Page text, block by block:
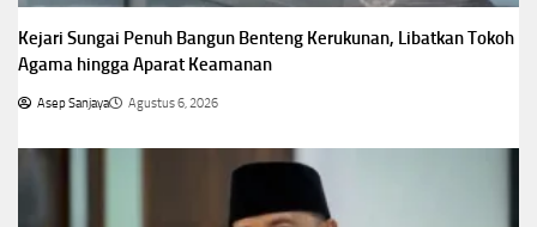
Kejari Sungai Penuh Bangun Benteng Kerukunan, Libatkan Tokoh
Agama hingga Aparat Keamanan
Asep Sanjaya Agustus 6, 2026